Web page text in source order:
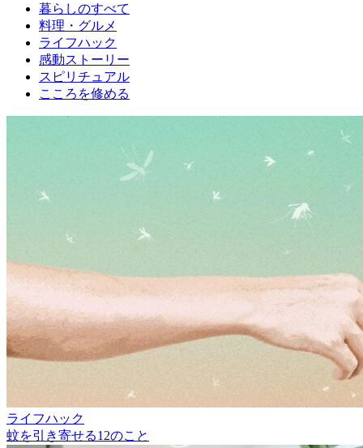
暮らしのすべて
料理・グルメ
ライフハック
感動ストーリー
スピリチュアル
こころを修める
ライフハック
蚊を引き寄せる12のこと